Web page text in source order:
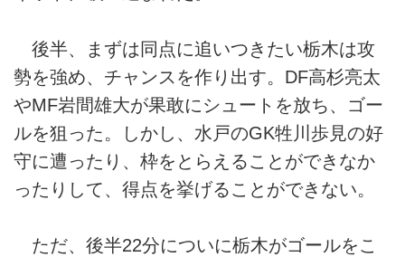
後半、まずは同点に追いつきたい栃木は攻
勢を強め、チャンスを作り出す。DF高杉亮太
やMF岩間雄大が果敢にシュートを放ち、ゴー
ルを狙った。しかし、水戸のGK牲川歩見の好
守に遭ったり、枠をとらえることができなか
ったりして、得点を挙げることができない。
ただ、後半22分についに栃木がゴールをこ